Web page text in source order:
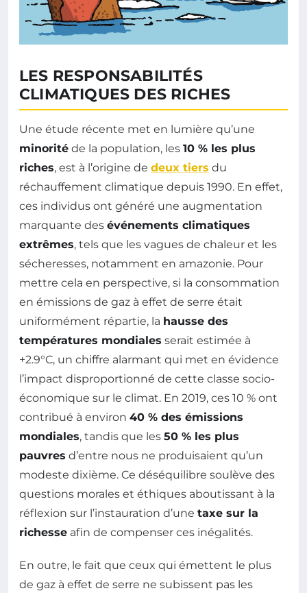
LES RESPONSABILITÉS
CLIMATIQUES DES RICHES
Une étude récente met en lumière qu’une
minorité de la population, les 10 % les plus
riches, est à l’origine de deux tiers du
réchauffement climatique depuis 1990. En effet,
ces individus ont généré une augmentation
marquante des événements climatiques
extrêmes, tels que les vagues de chaleur et les
sécheresses, notamment en amazonie. Pour
mettre cela en perspective, si la consommation
en émissions de gaz à effet de serre était
uniformément répartie, la hausse des
températures mondiales serait estimée à
+2.9°C, un chiffre alarmant qui met en évidence
l’impact disproportionné de cette classe socio-
économique sur le climat. En 2019, ces 10 % ont
contribué à environ 40 % des émissions
mondiales, tandis que les 50 % les plus
pauvres d’entre nous ne produisaient qu’un
modeste dixième. Ce déséquilibre soulève des
questions morales et éthiques aboutissant à la
réflexion sur l’instauration d’une taxe sur la
richesse afin de compenser ces inégalités.
En outre, le fait que ceux qui émettent le plus
de gaz à effet de serre ne subissent pas les